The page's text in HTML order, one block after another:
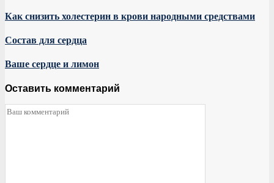
Как снизить холестерин в крови народными средствами
Состав для сердца
Ваше сердце и лимон
Оставить комментарий